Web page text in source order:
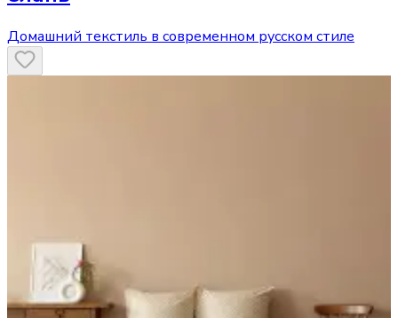
Домашний текстиль в современном русском стиле